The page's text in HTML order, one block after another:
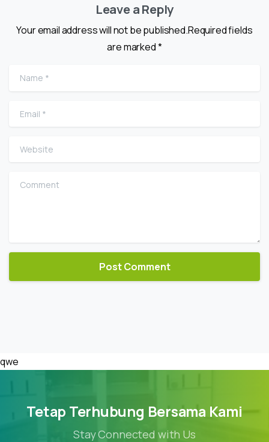
Leave a Reply
Your email address will not be published.Required fields
are marked *
Name
Email
Website
Comment
qwe
Tetap Terhubung Bersama Kami
Stay Connected with Us